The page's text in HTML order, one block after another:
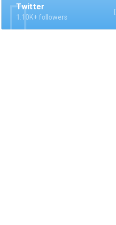
Twitter
1.10K+ followers